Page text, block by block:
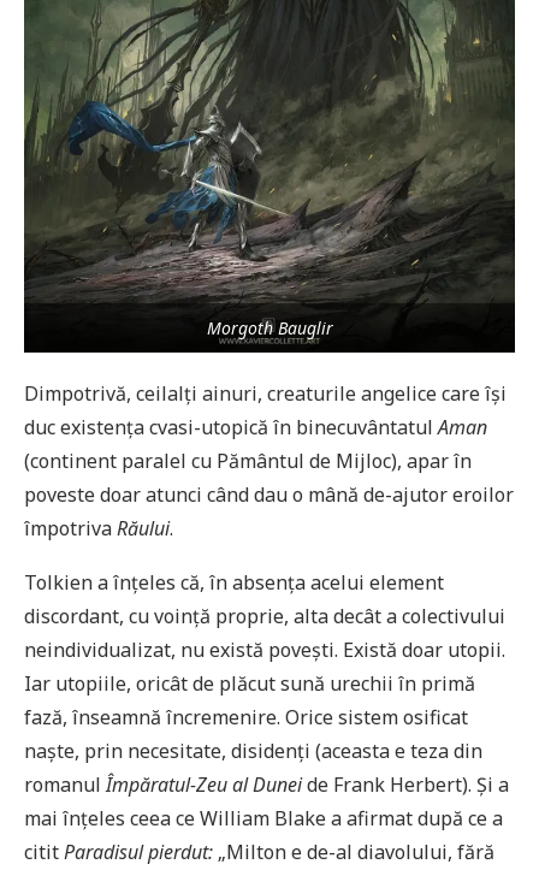
Morgoth Bauglir
Dimpotrivă, ceilalți ainuri, creaturile angelice care își
duc existența cvasi-utopică în binecuvântatulAman
(continent paralel cu Pământul de Mijloc), apar în
poveste doar atunci când dau o mână de-ajutor eroilor
împotrivaRăului.
Tolkien a înțeles că, în absența acelui element
discordant, cu voință proprie, alta decât a colectivului
neindividualizat, nu există povești. Există doar utopii.
Iar utopiile, oricât de plăcut sună urechii în primă
fază, înseamnă încremenire. Orice sistem osificat
naște, prin necesitate, disidenți (aceasta e teza din
romanulÎmpăratul-Zeu al Duneide Frank Herbert). Și a
mai înțeles ceea ce William Blake a afirmat după ce a
cititParadisul pierdut: „Milton e de-al diavolului, fără